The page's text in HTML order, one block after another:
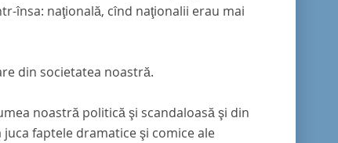
însa: naţională, cînd naţionalii erau mai
din societatea noastră.
noastră politică şi scandaloasă şi din
faptele dramatice şi comice ale